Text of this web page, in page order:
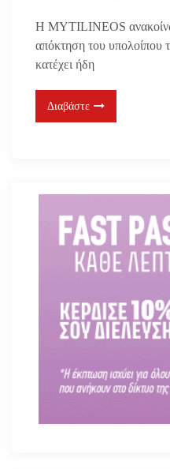
Η MYTILINEOS
απόκτηση του υπολοίπου
κατέχει ήδη
Διαβάστε